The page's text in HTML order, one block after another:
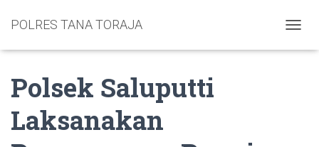
POLRES TANA TORAJA
Polsek Saluputti
Laksanakan